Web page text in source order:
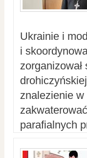
Ukrainie i
i
znalezienie
parafialnych